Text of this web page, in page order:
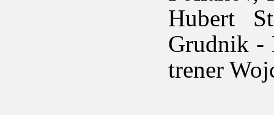
Hubert
Grudnik -
trener